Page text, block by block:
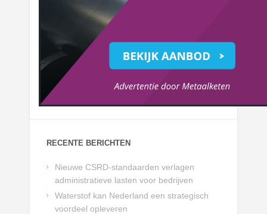
RECENTE BERICHTEN
Nieuwe CSRD-standaarden verlagen
administratieve lasten voor bedrijven
Waterstof kan Nederland een strategisch
voordeel opleveren